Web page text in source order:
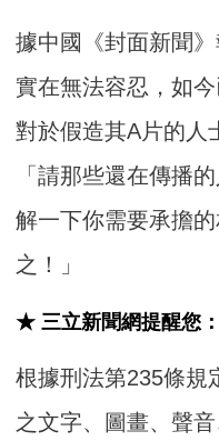
據中國《封面新聞
實在無法容忍，如
對於假造其A片的人
「請那些還在傳播
解一下你需要承擔
之！」
★ 三立新聞網提醒您：
根據刑法第235條規
之文字、圖畫、聲